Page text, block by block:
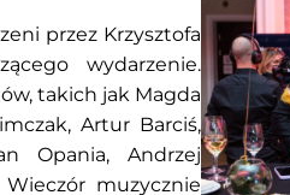
przez Krzysztofa
wydarzenie.
takich jak Magda
Artur Barciś,
Opania, Andrzej
muzycznie